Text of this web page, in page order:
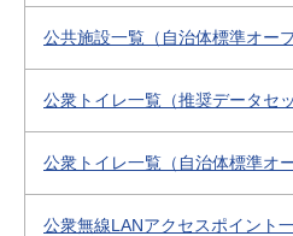
公共施設一覧（自治体標準オー
公衆トイレ一覧（推奨データセッ
公衆トイレ一覧（自治体標準オ
公衆無線LANアクセスポイント